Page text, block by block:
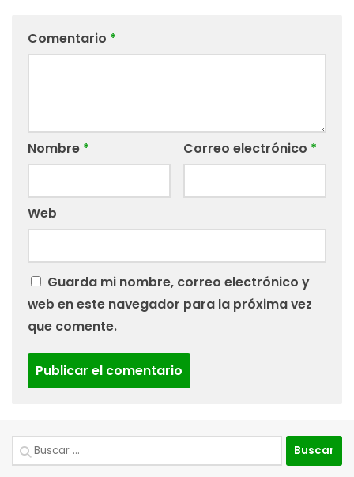
Comentario *
Nombre * Correo electrónico *
Web
Guarda mi nombre, correo electrónico y
web en este navegador para la próxima vez
que comente.
Buscar: